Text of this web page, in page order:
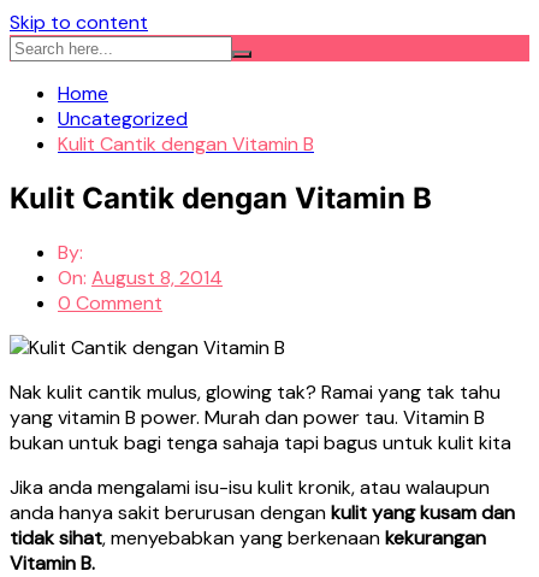
Skip to content
Home
Uncategorized
Kulit Cantik dengan Vitamin B
Kulit Cantik dengan Vitamin B
By:
On: August 8, 2014
0 Comment
Nak kulit cantik mulus, glowing tak? Ramai yang tak tahu
yang vitamin B power. Murah dan power tau. Vitamin B
bukan untuk bagi tenga sahaja tapi bagus untuk kulit kita
Jika anda mengalami isu-isu kulit kronik, atau walaupun
anda hanya sakit berurusan dengankulit yang kusam dan
tidak sihat, menyebabkan yang berkenaankekurangan
Vitamin B.